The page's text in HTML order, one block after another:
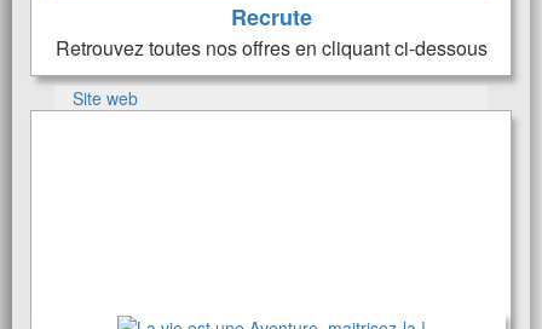
Recrute
Retrouvez toutes nos offres en cliquant ci-dessous
Site web